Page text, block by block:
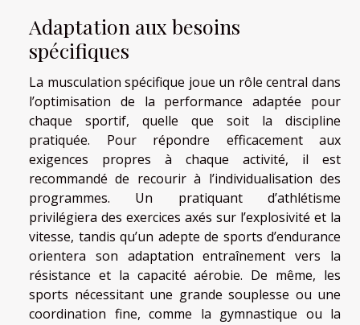
Adaptation aux besoins
spécifiques
La musculation spécifique joue un rôle central dans
l’optimisation de la performance adaptée pour
chaque sportif, quelle que soit la discipline
pratiquée. Pour répondre efficacement aux
exigences propres à chaque activité, il est
recommandé de recourir à l’individualisation des
programmes. Un pratiquant d’athlétisme
privilégiera des exercices axés sur l’explosivité et la
vitesse, tandis qu’un adepte de sports d’endurance
orientera son adaptation entraînement vers la
résistance et la capacité aérobie. De même, les
sports nécessitant une grande souplesse ou une
coordination fine, comme la gymnastique ou la